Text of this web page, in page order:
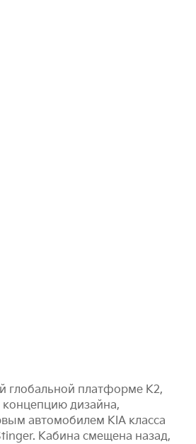
глобальной платформе К2,
дизайна,
автомобилем KIA класса
Кабина смещена назад,